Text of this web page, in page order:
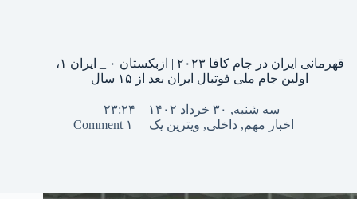
قهرمانی ایران در جام کافا ۲۰۲۳ | ازبکستان ۰ _ ایران ۱،
اولین جام ملی فوتبال ایران بعد از ۱۵ سال
سه شنبه, ۳۰ خرداد ۱۴۰۲ – ۲۳:۲۴
اخبار مهم, داخلی, ویترین یک ۱ Comment